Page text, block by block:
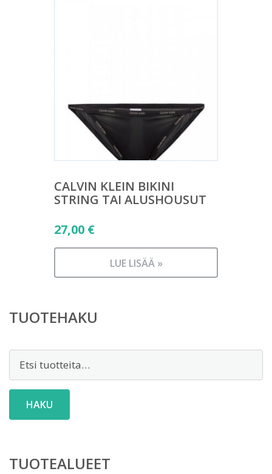
CALVIN KLEIN BIKINI
STRING TAI ALUSHOUSUT
27,00 €
LUE LISÄÄ »
TUOTEHAKU
Etsi:
HAKU
TUOTEALUEET